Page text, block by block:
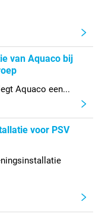
van Aquaco bij
Aquaco een...
voor PSV